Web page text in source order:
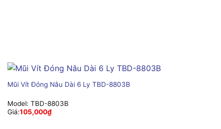
Mũi Vít Đóng Nâu Dài 6 Ly TBD-8803B
Model: TBD-8803B
Giá:105,000₫